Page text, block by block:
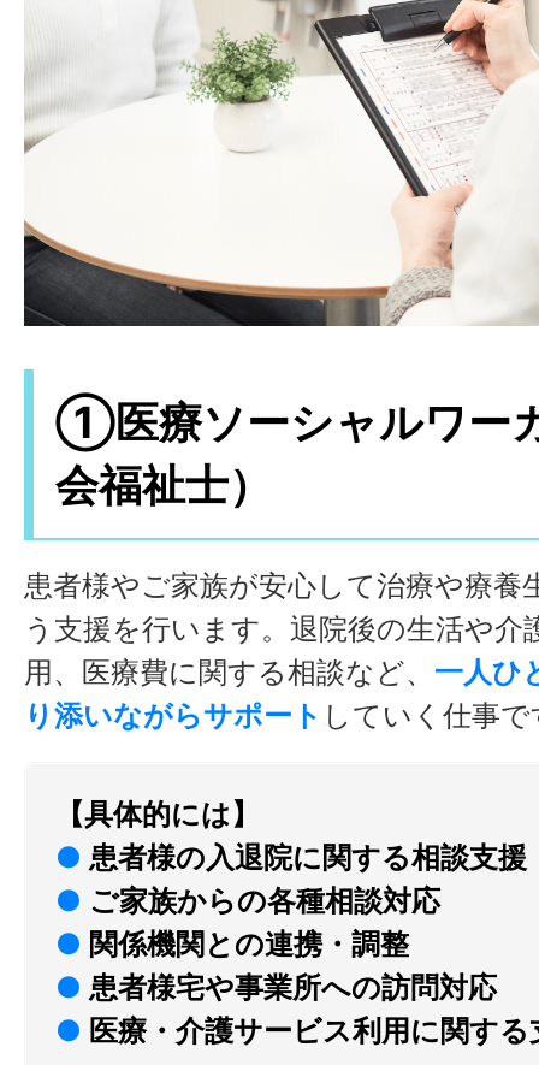
①医療ソーシャルワー
会福祉士）
患者様やご家族が安心して治療や療養
う支援を行います。退院後の生活や介
用、医療費に関する相談など、 一人ひ
り添いながらサポート していく仕事で
【具体的には】
● 患者様の入退院に関する相談支援
● ご家族からの各種相談対応
● 関係機関との連携・調整
● 患者様宅や事業所への訪問対応
● 医療・介護サービス利用に関す